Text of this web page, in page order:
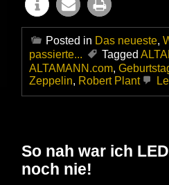
Posted in Das neueste,
passierte...
Tagged
ALTAMANN.com,
Zeppelin, Robert Plant
So nah war ich
noch nie!